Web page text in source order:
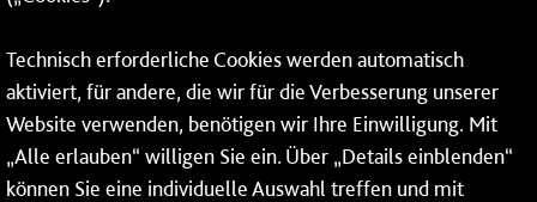
Fax: 06131 – 12 66 66
* Montags bis freitags bis 7 und ab 18 Uhr sowie an
Wochenenden und Feiertagen ganztags werden Ihre
Anrufe je nach Themenauswahl an ein Callcenter des
RMV oder von nextbike weitergeleitet. Dort erhalten Sie
Technisch erforderliche Cookies werden automatisch
aktiviert, für andere, die wir für die Verbesserung unserer
Website verwenden, benötigen wir Ihre Einwilligung. Mit
„Alle erlauben“ willigen Sie ein. Über „Details einblenden“
können Sie eine individuelle Auswahl treffen und mit